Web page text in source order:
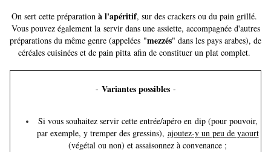
On sert cette préparation à l'apéritif, sur des crackers ou du pain grillé.
Vous pouvez également la servir dans une assiette, accompagnée d'autres
préparations du même genre (appelées "mezzés" dans les pays arabes), de
céréales cuisinées et de pain pitta afin de constituer un plat complet.
​​​​​​​- Variantes possibles-
Si vous souhaitez servir cette entrée/apéro en dip (pour pouvoir,
par exemple, y tremper des gressins), ajoutez-y un peu de yaourt
(végétal ou non) et assaisonnez à convenance ;